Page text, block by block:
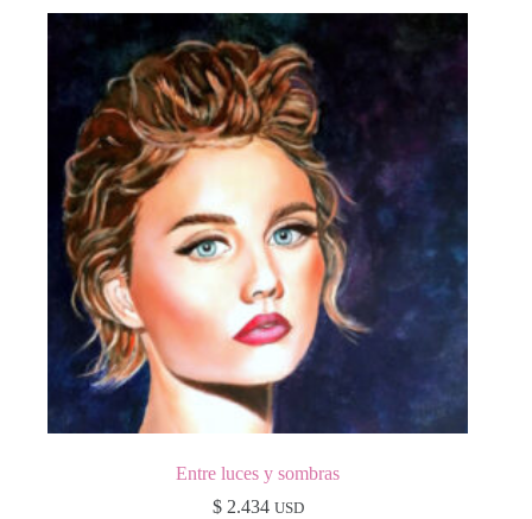
Entre luces y sombras
$2.434 USD